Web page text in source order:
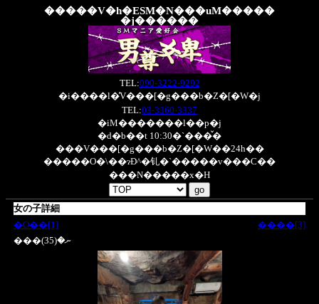
�����V�h�ESM�N���uM�����
�j������
TEL:090-3222-9292
�i����l�̓V���[�g���b�Z�[�W�j
TEL:03-3360-3337
�iM�������l��p�j
�d�b��t 10:30�`���̌�
���V���[�g���b�Z�[�W��24h��
�����O�\��ɂĐ^�钆�`�����v���C��
���N�����x�H
女の子詳細
�O��[1]
����[3]
���ނ�(35)